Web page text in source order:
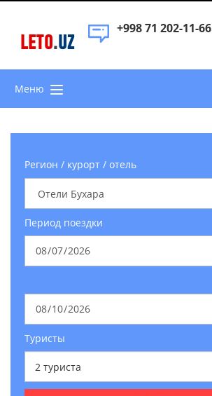
LETO.UZ
+998 71 202-11-66
Меню
Регион / курорт / отель
Период поездки
Туристы
2 туриста